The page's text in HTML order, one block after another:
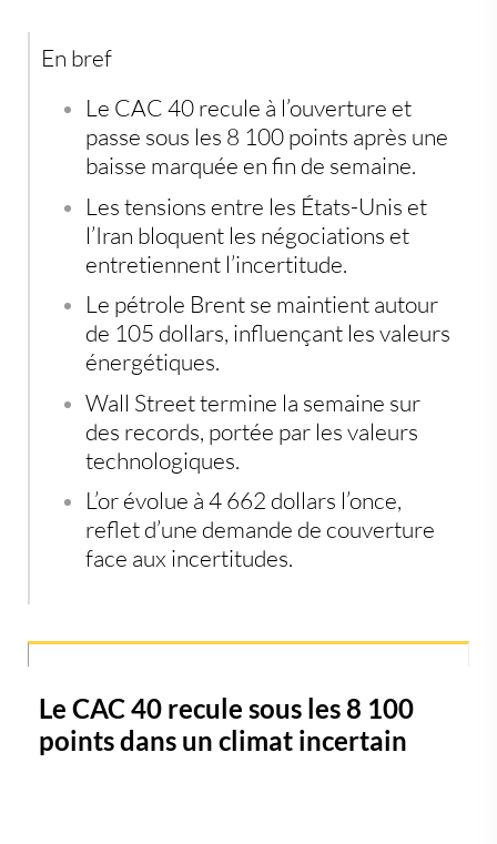
marchés
valeurs
Le luxe sous pression sur fond de recomposition
capitalistique
Wall Street toujours portée par la technologie
Devises et actifs refuges surveillés de près
En bref
Le CAC 40 recule à l’ouverture et
passe sous les 8 100 points après une
baisse marquée en fin de semaine.
Les tensions entre les États-Unis et
l’Iran bloquent les négociations et
entretiennent l’incertitude.
Le pétrole Brent se maintient autour
de 105 dollars, influençant les valeurs
énergétiques.
Wall Street termine la semaine sur
des records, portée par les valeurs
technologiques.
L’or évolue à 4 662 dollars l’once,
reflet d’une demande de couverture
face aux incertitudes.
Le CAC 40 recule sous les 8 100
points dans un climat incertain